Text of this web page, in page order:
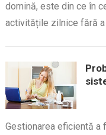
domină, este din ce în
activitățile zilnice fără
Gestionarea eficientă a